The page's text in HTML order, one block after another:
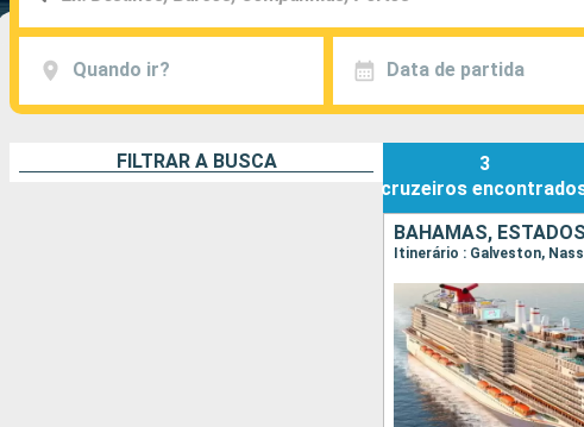
Quando ir? Data de partida
FILTRAR A BUSCA
3
cruzeiros encontrados
BAHAMAS,
Itinerário : Galveston,